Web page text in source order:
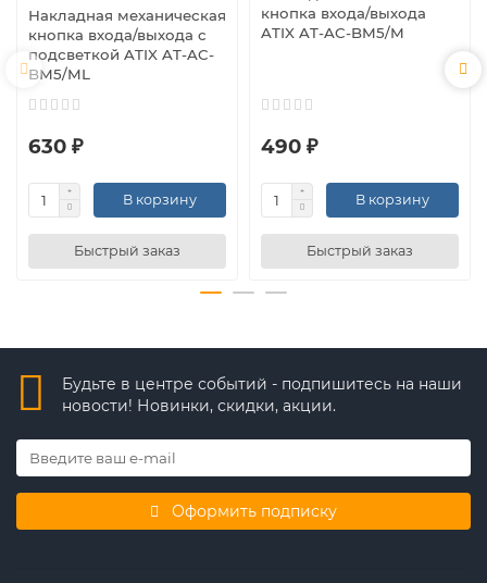
Накладная механическая
кнопка входа/выхода с
подсветкой ATIX AT-AC-
BM5/ML
630 ₽
В корзину
Быстрый заказ
кнопка входа/выхода
ATIX AT-AC-BM5/M
490 ₽
В корзину
Быстрый заказ
Будьте в центре событий - подпишитесь на наши
новости! Новинки, скидки, акции.
Оформить подписку